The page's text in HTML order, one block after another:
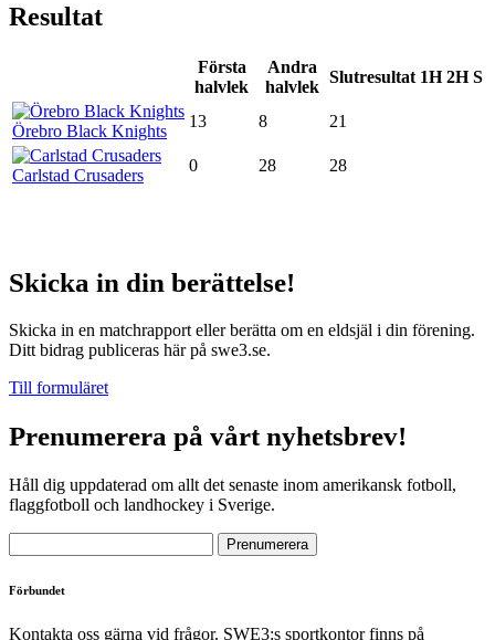
Resultat
Första
halvlek
Andra
halvlek
Slutresultat 1H 2H S
Örebro Black Knights
13 8 21
Carlstad Crusaders
0 28 28
Skicka in din berättelse!
Skicka in en matchrapport eller berätta om en eldsjäl i din förening.
Ditt bidrag publiceras här på swe3.se.
Till formuläret
Prenumerera på vårt nyhetsbrev!
Håll dig uppdaterad om allt det senaste inom amerikansk fotboll,
flaggfotboll och landhockey i Sverige.
Förbundet
Kontakta oss gärna vid frågor. SWE3:s sportkontor finns på